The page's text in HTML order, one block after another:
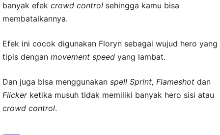
banyak efek crowd control sehingga kamu bisa
membatalkannya.
Efek ini cocok digunakan Floryn sebagai wujud hero yang
tipis dengan movement speed yang lambat.
Dan juga bisa menggunakan spell Sprint, Flameshot dan
Flickerketika musuh tidak memiliki banyak hero sisi atau
crowd control.